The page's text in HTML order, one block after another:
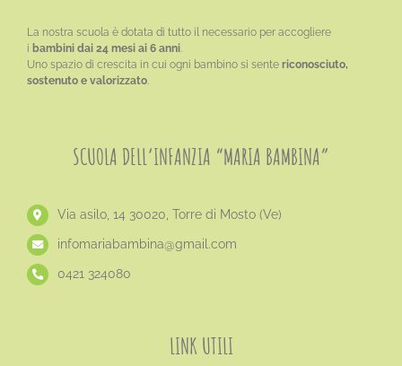
La nostra scuola è dotata di tutto il necessario per accogliere
i bambini dai 24 mesi ai 6 anni.
Uno spazio di crescita in cui ogni bambino si sente riconosciuto,
sostenuto e valorizzato.
SCUOLA DELL’INFANZIA “MARIA BAMBINA”
Via asilo, 14 30020, Torre di Mosto (Ve)
​infomariabambina@gmail.com
0421 324080
LINK UTILI